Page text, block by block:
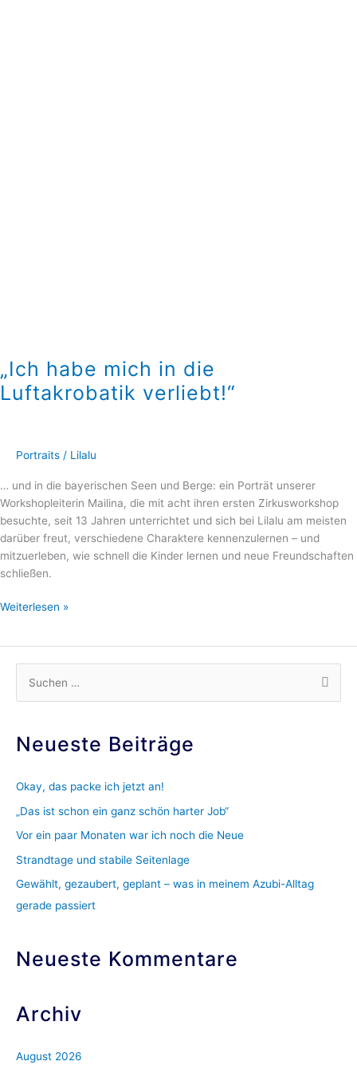
„Ich habe mich in die
Luftakrobatik verliebt!“
Portraits / Lilalu
… und in die bayerischen Seen und Berge: ein Porträt unserer
Workshopleiterin Mailina, die mit acht ihren ersten Zirkusworkshop
besuchte, seit 13 Jahren unterrichtet und sich bei Lilalu am meisten
darüber freut, verschiedene Charaktere kennenzulernen – und
mitzuerleben, wie schnell die Kinder lernen und neue Freundschaften
schließen.
Weiterlesen »
h
n
n
a
c
h
:
Neueste Beiträge
Okay, das packe ich jetzt an!
„Das ist schon ein ganz schön harter Job“
Vor ein paar Monaten war ich noch die Neue
Strandtage und stabile Seitenlage
Gewählt, gezaubert, geplant – was in meinem Azubi-Alltag
gerade passiert
Neueste Kommentare
Archiv
August 2026